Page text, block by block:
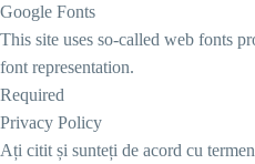
Google Fonts
This site uses so-called web fonts
font representation.
Required
Privacy Policy
Ați citit și sunteți de acord cu